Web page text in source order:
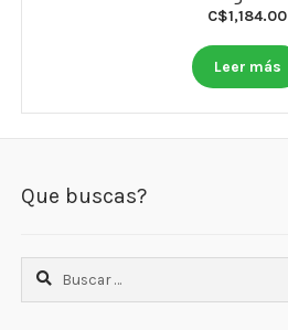
C$1,184.00
Leer más
Que buscas?
Buscar: